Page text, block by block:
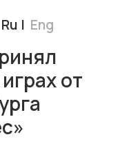
от